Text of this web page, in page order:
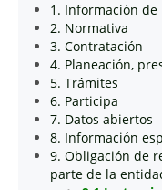
1. Información
2. Normativa
3. Contratación
4. Planeación,
5. Trámites
6. Participa
7. Datos abiertos
8. Información
9. Obligación de
parte de la